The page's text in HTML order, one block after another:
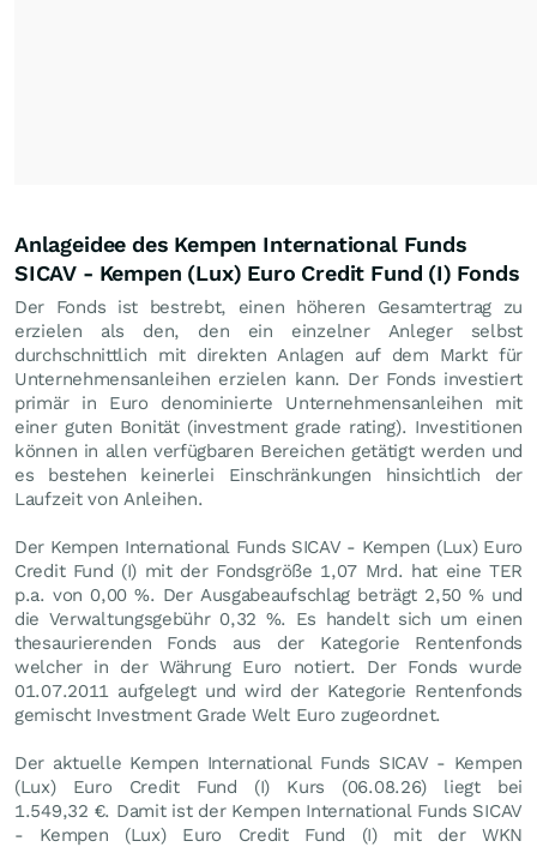
Anlageidee des Kempen International Funds
SICAV - Kempen (Lux) Euro Credit Fund (I) Fonds
Der Fonds ist bestrebt, einen höheren Gesamtertrag zu
erzielen als den, den ein einzelner Anleger selbst
durchschnittlich mit direkten Anlagen auf dem Markt für
Unternehmensanleihen erzielen kann. Der Fonds investiert
primär in Euro denominierte Unternehmensanleihen mit
einer guten Bonität (investment grade rating). Investitionen
können in allen verfügbaren Bereichen getätigt werden und
es bestehen keinerlei Einschränkungen hinsichtlich der
Laufzeit von Anleihen.
Der Kempen International Funds SICAV - Kempen (Lux) Euro
Credit Fund (I) mit der Fondsgröße 1,07 Mrd. hat eine TER
p.a. von 0,00 %. Der Ausgabeaufschlag beträgt 2,50 % und
die Verwaltungsgebühr 0,32 %. Es handelt sich um einen
thesaurierenden Fonds aus der Kategorie Rentenfonds
welcher in der Währung Euro notiert. Der Fonds wurde
01.07.2011 aufgelegt und wird der Kategorie Rentenfonds
gemischt Investment Grade Welt Euro zugeordnet.
Der aktuelle Kempen International Funds SICAV - Kempen
(Lux) Euro Credit Fund (I) Kurs (06.08.26) liegt bei
1.549,32 €. Damit ist der Kempen International Funds SICAV
- Kempen (Lux) Euro Credit Fund (I) mit der WKN